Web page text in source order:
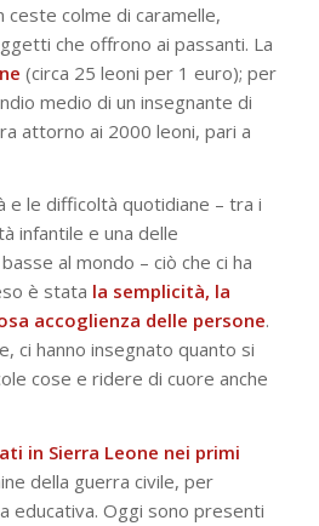
ceste colme di caramelle,
che offrono ai passanti. La
(circa 25 leoni per 1 euro); per
medio di un insegnante di
attorno ai 2000 leoni, pari a
e le difficoltà quotidiane – tra i
infantile e una delle
al mondo – ciò che ci ha
è stata la semplicità, la
accoglienza delle persone.
ci hanno insegnato quanto si
cose e ridere di cuore anche
in Sierra Leone nei primi
della guerra civile, per
educativa. Oggi sono presenti